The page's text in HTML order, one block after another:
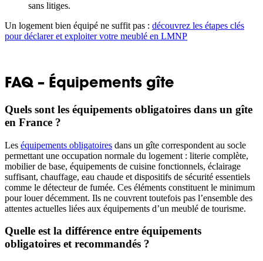
sans litiges.
Un logement bien équipé ne suffit pas : découvrez les étapes clés
pour déclarer et exploiter votre meublé en LMNP
FAQ – Équipements gîte
Quels sont les équipements obligatoires dans un gîte
en France ?
Les équipements obligatoires dans un gîte correspondent au socle
permettant une occupation normale du logement : literie complète,
mobilier de base, équipements de cuisine fonctionnels, éclairage
suffisant, chauffage, eau chaude et dispositifs de sécurité essentiels
comme le détecteur de fumée. Ces éléments constituent le minimum
pour louer décemment. Ils ne couvrent toutefois pas l’ensemble des
attentes actuelles liées aux équipements d’un meublé de tourisme.
Quelle est la différence entre équipements
obligatoires et recommandés ?